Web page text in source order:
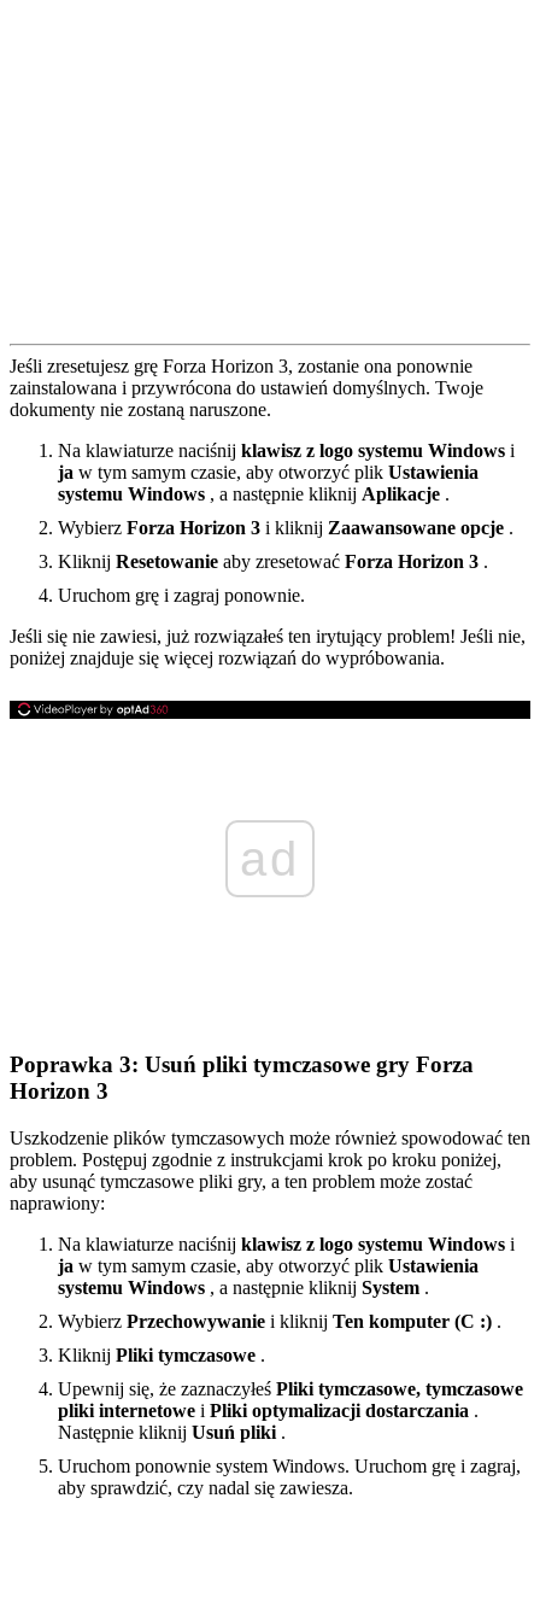
Jeśli zresetujesz grę Forza Horizon 3, zostanie ona ponownie
zainstalowana i przywrócona do ustawień domyślnych. Twoje
dokumenty nie zostaną naruszone.
Na klawiaturze naciśnij klawisz z logo systemu Windows i
ja w tym samym czasie, aby otworzyć plik Ustawienia
systemu Windows , a następnie kliknij Aplikacje .
Wybierz Forza Horizon 3 i kliknij Zaawansowane opcje .
Kliknij Resetowanie aby zresetować Forza Horizon 3 .
Uruchom grę i zagraj ponownie.
Jeśli się nie zawiesi, już rozwiązałeś ten irytujący problem! Jeśli nie,
poniżej znajduje się więcej rozwiązań do wypróbowania.
ad
Poprawka 3: Usuń pliki tymczasowe gry Forza
Horizon 3
Uszkodzenie plików tymczasowych może również spowodować ten
problem. Postępuj zgodnie z instrukcjami krok po kroku poniżej,
aby usunąć tymczasowe pliki gry, a ten problem może zostać
naprawiony:
Na klawiaturze naciśnij klawisz z logo systemu Windows i
ja w tym samym czasie, aby otworzyć plik Ustawienia
systemu Windows , a następnie kliknij System .
Wybierz Przechowywanie i kliknij Ten komputer (C :) .
Kliknij Pliki tymczasowe .
Upewnij się, że zaznaczyłeś Pliki tymczasowe, tymczasowe
pliki internetowe i Pliki optymalizacji dostarczania .
Następnie kliknij Usuń pliki .
Uruchom ponownie system Windows. Uruchom grę i zagraj,
aby sprawdzić, czy nadal się zawiesza.